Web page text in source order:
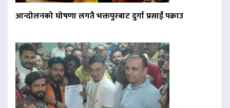
आन्दोलनको घोषणा लगतै भक्तपुरबाट दुर्गा प्रसाईं पक्राउ